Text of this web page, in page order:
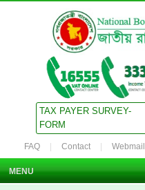
TAX PAYER SURVEY-
FORM
FAQ Contact Webmail
MENU